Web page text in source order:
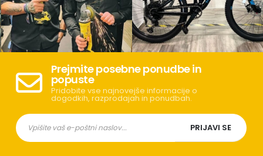
Prejmite posebne ponudbe in
popuste
Pridobite vse najnovejše informacije o
dogodkih, razprodajah in ponudbah.